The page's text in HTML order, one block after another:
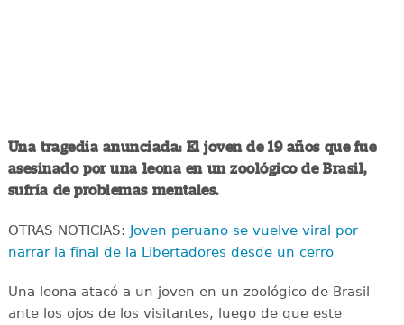
Una tragedia anunciada: El joven de 19 años que fue
asesinado por una leona en un zoológico de Brasil,
sufría de problemas mentales.
OTRAS NOTICIAS: Joven peruano se vuelve viral por
narrar la final de la Libertadores desde un cerro
Una leona atacó a un joven en un zoológico de Brasil
ante los ojos de los visitantes, luego de que este